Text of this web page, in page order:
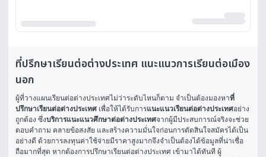
ที่ปรึกษาเรียนต่อต่างประเทศ แนะแนวการเรียนต่อเมือง
นอก
ผู้ที่วางแผนเรียนต่อต่างประเทศไม่ว่าระดับไหนก็ตาม จำเป็นต้องมองหาที่
ปรึกษาเรียนต่อต่างประเทศ เพื่อให้ได้รับการแนะแนวเรียนต่อต่างประเทศอย่าง
ถูกต้อง ซึ่งบริการแนะแนวศึกษาต่อต่างประเทศจากผู้มีประสบการณ์จริงจะช่วย
ตอบคำถาม คลายข้อสงสัย และสร้างความมั่นใจก่อนการตัดสินใจสมัครได้เป็น
อย่างดี ด้วยการลงทุนค่าใช้จ่ายมีราคาสูงมากจึงจำเป็นต้องได้ข้อมูลที่น่าเชื่อ
ถือมากที่สุด หากต้องการปรึกษาเรียนต่อต่างประเทศ เข้ามาได้ทันที ผู้